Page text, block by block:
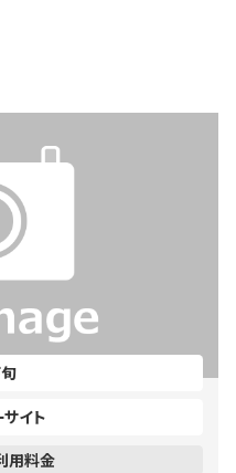
サイト